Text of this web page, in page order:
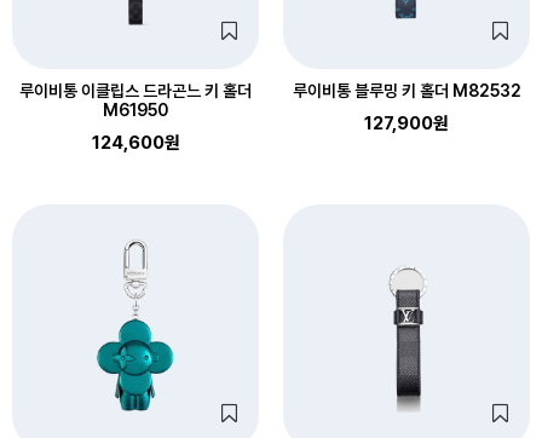
루이비통 이클립스 드라곤느 키 홀더
M61950
124,600원
루이비통 블루밍 키 홀더 M82532
127,900원